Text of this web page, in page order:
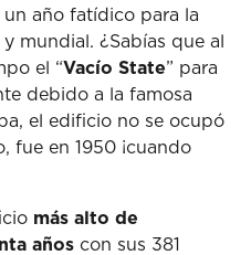
año fatídico para la
mundial. ¿Sabías que al
el “Vacío State” para
debido a la famosa
el edificio no se ocupó
fue en 1950 ¡cuando
más alto de
años con sus 381